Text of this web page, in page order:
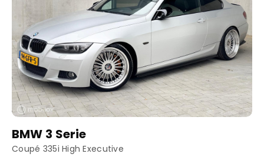
BMW 3 Serie
Coupé 335i High Executive